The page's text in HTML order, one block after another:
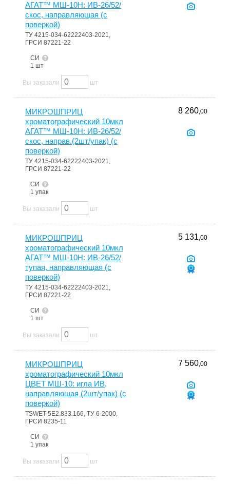
АГАТ™ МШ-10Н: ИВ-26/52/
скос, направляющая (с
поверкой)
ТУ 4215-034-62222403-2021,
ГРСИ 87221-22
СИ
1 шт
Вы заказали шт
МИКРОШПРИЦ
хроматографический 10мкл
АГАТ™ МШ-10Н: ИВ-26/52/
скос, направ.(2шт/упак) (с
поверкой)
ТУ 4215-034-62222403-2021,
ГРСИ 87221-22
СИ
1 упак
8 260,00
Вы заказали шт
МИКРОШПРИЦ
хроматографический 10мкл
АГАТ™ МШ-10Н: ИВ-26/52/
тупая, направляющая (с
поверкой)
ТУ 4215-034-62222403-2021,
ГРСИ 87221-22
СИ
1 шт
5 131,00
Вы заказали шт
МИКРОШПРИЦ
хроматографический 10мкл
ЦВЕТ МШ-10: игла ИВ,
направляющая (2шт/упак) (с
поверкой)
TSWET-5Е2.833.166, ТУ 6-2000,
ГРСИ 8235-11
СИ
1 упак
7 560,00
Вы заказали шт